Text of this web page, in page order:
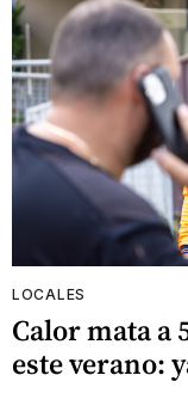
LOCALES
Calor mata a
este verano: